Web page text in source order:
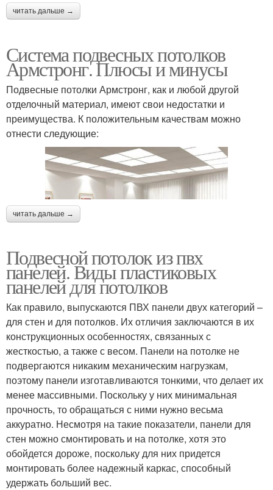
читать дальше →
Система подвесных потолков
Армстронг. Плюсы и минусы
Подвесные потолки Армстронг, как и любой другой
отделочный материал, имеют свои недостатки и
преимущества. К положительным качествам можно
отнести следующие:
читать дальше →
Подвесной потолок из пвх
панелей. Виды пластиковых
панелей для потолков
Как правило, выпускаются ПВХ панели двух категорий –
для стен и для потолков. Их отличия заключаются в их
конструкционных особенностях, связанных с
жесткостью, а также с весом. Панели на потолке не
подвергаются никаким механическим нагрузкам,
поэтому панели изготавливаются тонкими, что делает их
менее массивными. Поскольку у них минимальная
прочность, то обращаться с ними нужно весьма
аккуратно. Несмотря на такие показатели, панели для
стен можно смонтировать и на потолке, хотя это
обойдется дороже, поскольку для них придется
монтировать более надежный каркас, способный
удержать больший вес.